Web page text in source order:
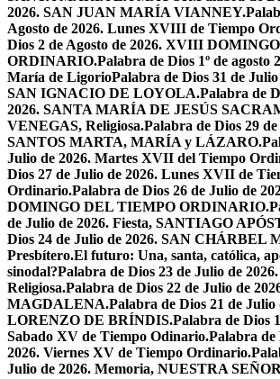
2026. SAN JUAN MARÍA VIANNEY.
Agosto de 2026. Lunes XVIII de Tiempo
Dios 2 de Agosto de 2026. XVIII
ORDINARIO.Palabra de Dios 1º de agosto
María de LigorioPalabra de Dios 31 de
SAN IGNACIO DE LOYOLA.Palabra de
2026. SANTA MARÍA DE JESÚS
VENEGAS, Religiosa.Palabra de Dios 29
SANTOS MARTA, MARÍA y LÁZARO.
Julio de 2026. Martes XVII del Tiempo
Dios 27 de Julio de 2026. Lunes XVII de
Ordinario.Palabra de Dios 26 de Julio de
DOMINGO DEL TIEMPO ORDINARIO.
de Julio de 2026. Fiesta, SANTIAGO
Dios 24 de Julio de 2026. SAN CHÁRBEL
Presbítero.El futuro: Una, santa, católica,
sinodal?Palabra de Dios 23 de Julio de
Religiosa.Palabra de Dios 22 de Julio de
MAGDALENA.Palabra de Dios 21 de Julio
LORENZO DE BRÍNDIS.Palabra de Dios
Sabado XV de Tiempo Odinario.Palabra de
2026. Viernes XV de Tiempo Ordinario.
Julio de 2026. Memoria, NUESTRA